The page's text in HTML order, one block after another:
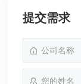
提交需求